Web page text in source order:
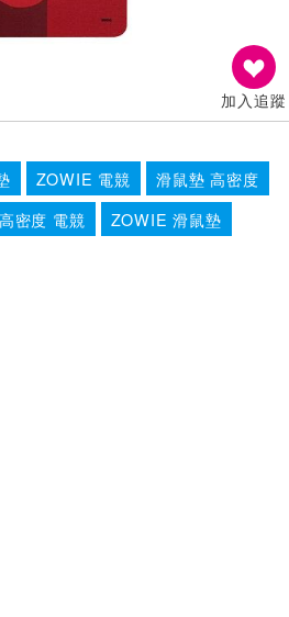
加入追蹤
ZOWIE 電競
滑鼠墊 高密度
高密度 電競
ZOWIE 滑鼠墊